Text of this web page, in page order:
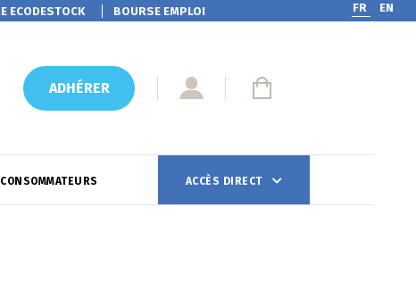
ECODESTOCK BOURSE EMPLOI FR EN
ADHÉRER
ACCÈS DIRECT